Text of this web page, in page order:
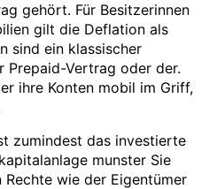
gehört. Für Besitzerinnen
gilt die Deflation als
sind ein klassischer
Prepaid-Vertrag oder der.
ihre Konten mobil im Griff,
zumindest das investierte
munster Sie
wie der Eigentümer